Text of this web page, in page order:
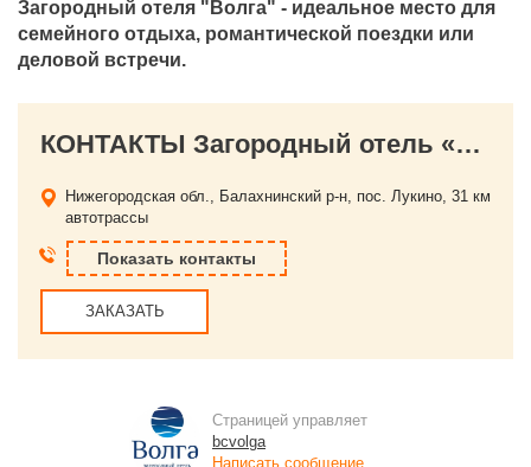
Загородный отеля "Волга" - идеальное место для
семейного отдыха, романтической поездки или
деловой встречи.
КОНТАКТЫ Загородный отель «Волга»
Нижегородская обл., Балахнинский р-н, пос. Лукино, 31 км
автотрассы
Показать контакты
ЗАКАЗАТЬ
Страницей управляет
bcvolga
Написать сообщение